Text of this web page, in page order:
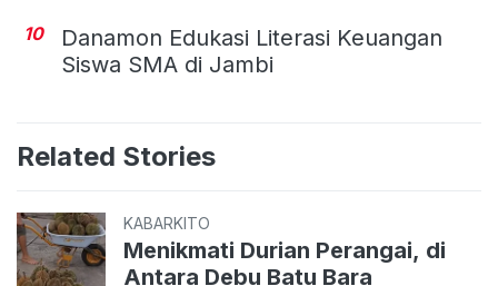
10
Danamon Edukasi Literasi Keuangan
Siswa SMA di Jambi
Related Stories
KABARKITO
Menikmati Durian Perangai, di
Antara Debu Batu Bara